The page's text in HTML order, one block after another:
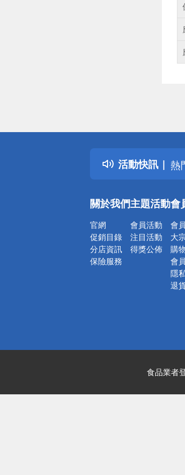
活動快訊
詐
得
熱
銀
詐
關於我們
官網
促銷目錄
分店資訊
保險服務
主題活動
會員活動
注目活動
得獎公佈
會
會
大
購
會
隱
退
食品業者